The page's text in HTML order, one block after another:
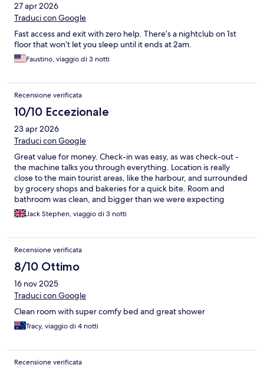
27 apr 2026
Traduci con Google
Fast access and exit with zero help. There’s a nightclub on 1st
floor that won’t let you sleep until it ends at 2am.
Faustino, viaggio di 3 notti
Recensione verificata
10/10 Eccezionale
23 apr 2026
Traduci con Google
Great value for money. Check-in was easy, as was check-out -
the machine talks you through everything. Location is really
close to the main tourist areas, like the harbour, and surrounded
by grocery shops and bakeries for a quick bite. Room and
bathroom was clean, and bigger than we were expecting
considering we booked a ‘small’ room. The temperature gauge
was a bit tricky to understand at first but we had a comfortable
Jack Stephen, viaggio di 3 notti
Recensione verificata
8/10 Ottimo
16 nov 2025
Traduci con Google
Clean room with super comfy bed and great shower
Tracy, viaggio di 4 notti
Recensione verificata